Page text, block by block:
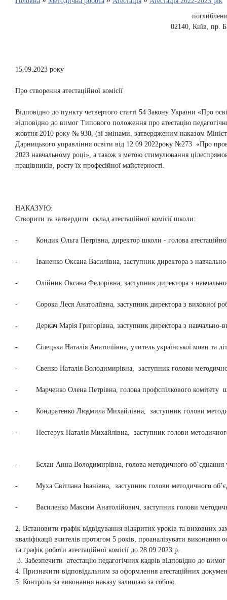
02140, Київ, пр.
15.09.2023 року №
Про створення атестаційної комісії
Відповідно до пункту четвертого статті 54 Закону України «Про
відповідно до вимог Типового положення про атестацію
жовтня 2010 року № 930, (зі змінами, затвердженим наказом
Дарницького управління освіти від 12.09 2022року №273 «Про
2023 навчальному році», а також з метою стимулювання
працівників, росту їх професійної майстерності.
НАКАЗУЮ:
Створити та затвердити склад атестаційної комісії школи:
- Кондик Ольга Петрівна, директор школи - голова атестаційної
- Іваненко Оксана Василівна, заступник директора з навчально-
- Олійник Оксана Федорівна, заступник директора з навчально-
- Сорока Леся Анатоліївна, заступник директора з виховної
- Деркач Марія Григорівна, заступник директора з навчально-
- Сілецька Наталія Анатоліївна, учитель української мови та
- Євенко Наталія Володимирівна, заступник голови методичного
- Марченко Олена Петрівна, голова профспілкового комітету
- Кондратенко Людмила Михайлівна, заступник голови
- Нестерук Наталія Михайлівна, заступник голови
- Бєлан Анна Володимирівна, голова методичного об’єднання
- Муха Світлана Іванівна, заступник голови методичного
- Василенко Максим Анатолійович, заступник голови
2. Встановити графік відвідування відкритих уроків та виховних
кваліфікації вчителів протягом 5 років, проаналізувати
та графік роботи атестаційної комісії до 28.09.2023 р.
3. Забезпечити атестацію педагогічних кадрів відповідно до
4. Призначити відповідальним за оформлення атестаційних
5. Контроль за виконання наказу залишаю за собою.